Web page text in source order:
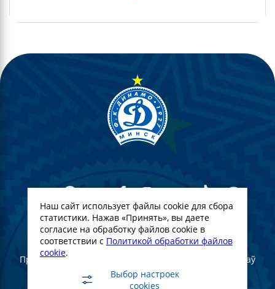
© Футбольны клуб Дынама-Мінск. 2022
Пры поўным або частковым выкарыстанні матэрыялаў
спасылка на афіцыйны сайт ФК "Дынама-Мінск"
абавязковая
Наш сайт использует файлы cookie для сбора
статистики. Нажав «Принять», вы даете
согласие на обработку файлов cookie в
соответствии с Политикой обработки файлов
cookie.
Выбор настроек
cookies